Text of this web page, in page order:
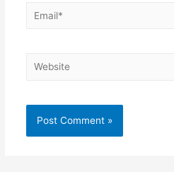
Email*
Website